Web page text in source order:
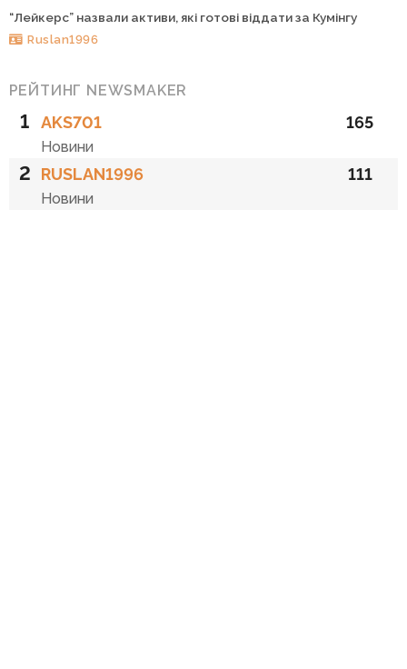
“Лейкерс” назвали активи, які готові віддати за Кумінгу
Ruslan1996
РЕЙТИНГ NEWSMAKER
1 AKS701
Новини
165
2 RUSLAN1996
Новини
111